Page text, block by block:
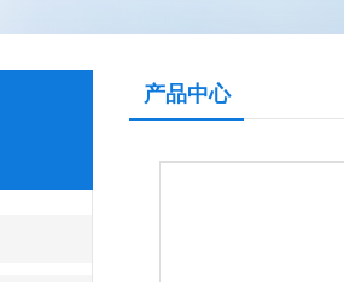
产品中心